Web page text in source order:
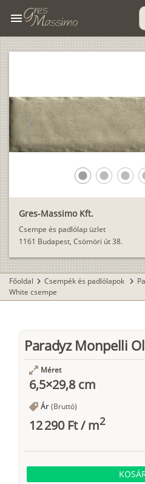
menu
Gres-Massimo Kft.
Csempe és padlólap üzlet
1161 Budapest, Csömöri út 38.
lens lens lens
chevron_left
Főoldal chevron_right Csempék és padlólapok chevron_right
White csempe
Paradyz Monpelli
Méret
6,5×29,8 cm
Ár (Bruttó)
12 290 Ft/m2